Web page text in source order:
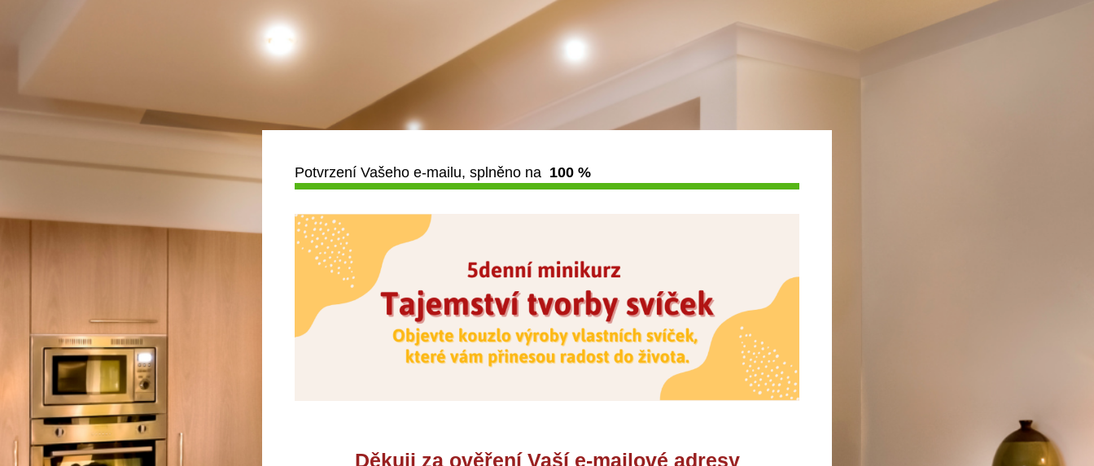
Potvrzení Vašeho e-mailu, splněno na 100 %
Děkuji za ověření Vaší e-mailové adresy